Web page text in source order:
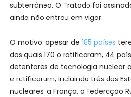
subterrâneo. O Tratado foi
ainda não entrou em vigor.
O motivo: apesar de 185 países
dos quais 170 o ratificaram, 44
detentores de tecnologia nuclear
e ratificaram, incluindo três dos
nucleares: a França, a Federação